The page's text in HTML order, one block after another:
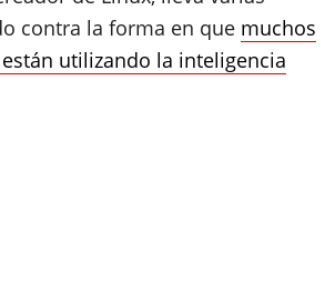
contra la forma en que muchos
utilizando la inteligencia